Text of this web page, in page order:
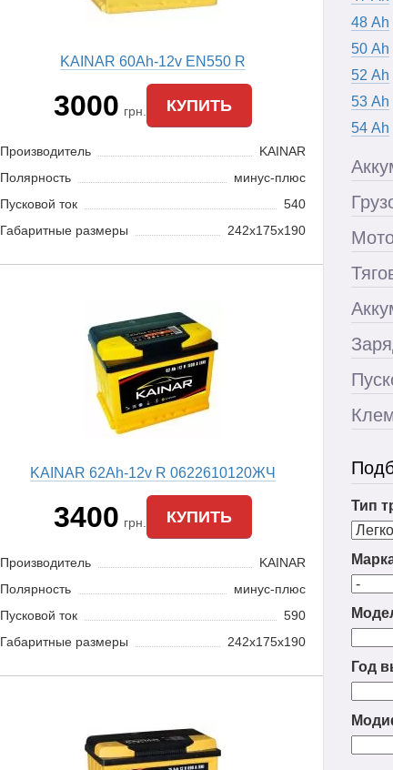
KAINAR 60Ah-12v EN550 R
3000 грн. КУПИТЬ
Производитель
KAINAR
Полярность
минус-плюс
Пусковой ток
540
Габаритные размеры
242x175x190
KAINAR 62Ah-12v R 0622610120ЖЧ
3400 грн. КУПИТЬ
Производитель
KAINAR
Полярность
минус-плюс
Пусковой ток
590
Габаритные размеры
242x175x190
48 Ah
50 Ah
52 Ah
53 Ah
54 Ah
Тип
Год